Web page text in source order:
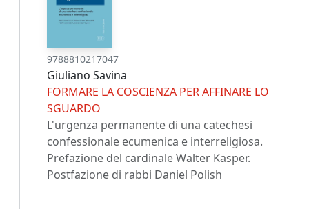
9788810217047
Giuliano Savina
FORMARE LA COSCIENZA PER AFFINARE LO
SGUARDO
L'urgenza permanente di una catechesi
confessionale ecumenica e interreligiosa.
Prefazione del cardinale Walter Kasper.
Postfazione di rabbi Daniel Polish